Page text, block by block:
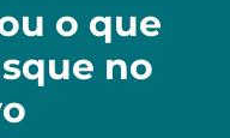
o que
no